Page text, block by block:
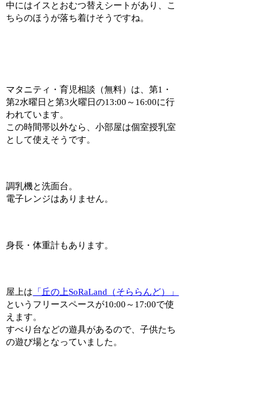
中にはイスとおむつ替えシートがあり、こ
ちらのほうが落ち着けそうですね。
マタニティ・育児相談（無料）は、第1・
第2水曜日と第3火曜日の13:00～16:00に行
われています。
この時間帯以外なら、小部屋は個室授乳室
として使えそうです。
調乳機と洗面台。
電子レンジはありません。
身長・体重計もあります。
屋上は 「丘の上SoRaLand（そららんど）」
というフリースペースが10:00～17:00で使
えます。
すべり台などの遊具があるので、子供たち
の遊び場となっていました。